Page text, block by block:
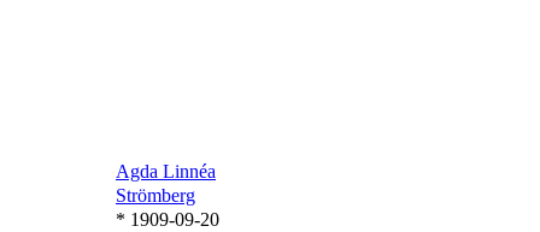
Agda Linnéa
Strömberg
* 1909-09-20